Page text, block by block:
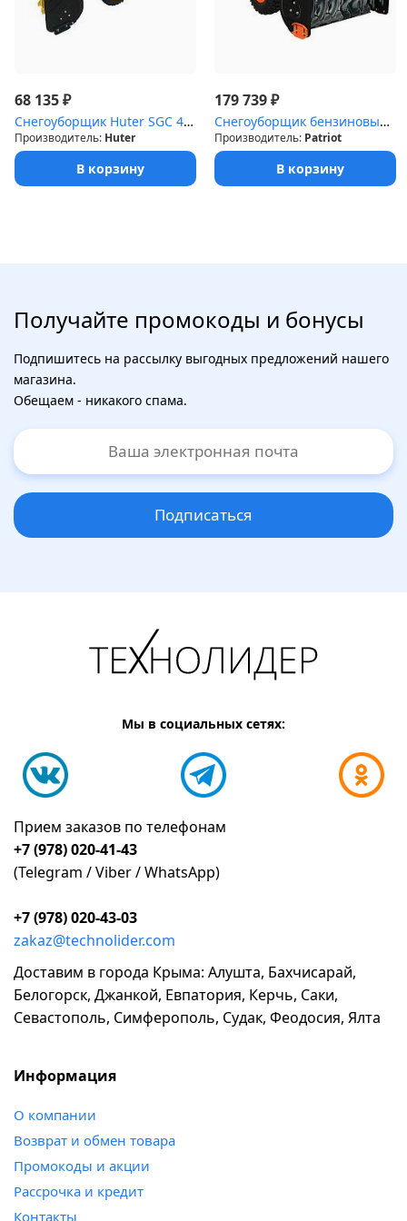
68 135₽
Снегоуборщик Huter SGC 4800E
Производитель: Huter
В корзину
179 739₽
Снегоуборщик бензиновый Patriot 113 СE 13л.с.
Производитель: Patriot
В корзину
Получайте промокоды и бонусы
Подпишитесь на рассылку выгодных предложений нашего
магазина.
Обещаем - никакого спама.
Подписаться
Мы в социальных сетях:
Прием заказов по телефонам
+7 (978) 020-41-43
(Telegram / Viber / WhatsApp)
+7 (978) 020-43-03
zakaz@technolider.com
Доставим в города Крыма: Алушта, Бахчисарай,
Белогорск, Джанкой, Евпатория, Керчь, Саки,
Севастополь, Симферополь, Судак, Феодосия, Ялта
Информация
о компании
возврат и обмен товара
промокоды и акции
рассрочка и кредит
контакты